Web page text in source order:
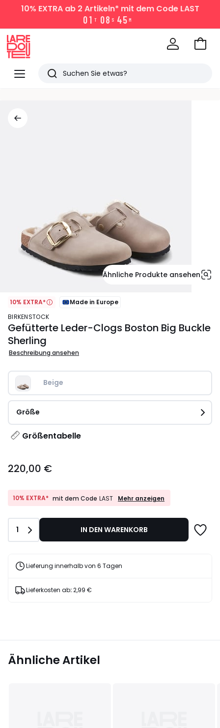
10% EXTRAab 2 Artikeln* mit dem Code LAST
01 T 08 S 45 M
Menü
Redoute
Suchen
Zum
Ähnliche Produkte ansehen
10% EXTRA*
Made in Europe
BIRKENSTOCK
Gefütterte Leder-Clogs Boston Big Buckle
Sherling
Beschreibung ansehen
Beige
Größe
Größentabelle
€.
220,00 €
10% EXTRA* mit dem Code LAST
10%
Code
LAST
Mehr anzeigen
Anzahl
1 IN DEN WARENKORB
Lieferung innerhalb von 6 Tagen
Lieferkosten ab:2,99 €
Ähnliche Artikel